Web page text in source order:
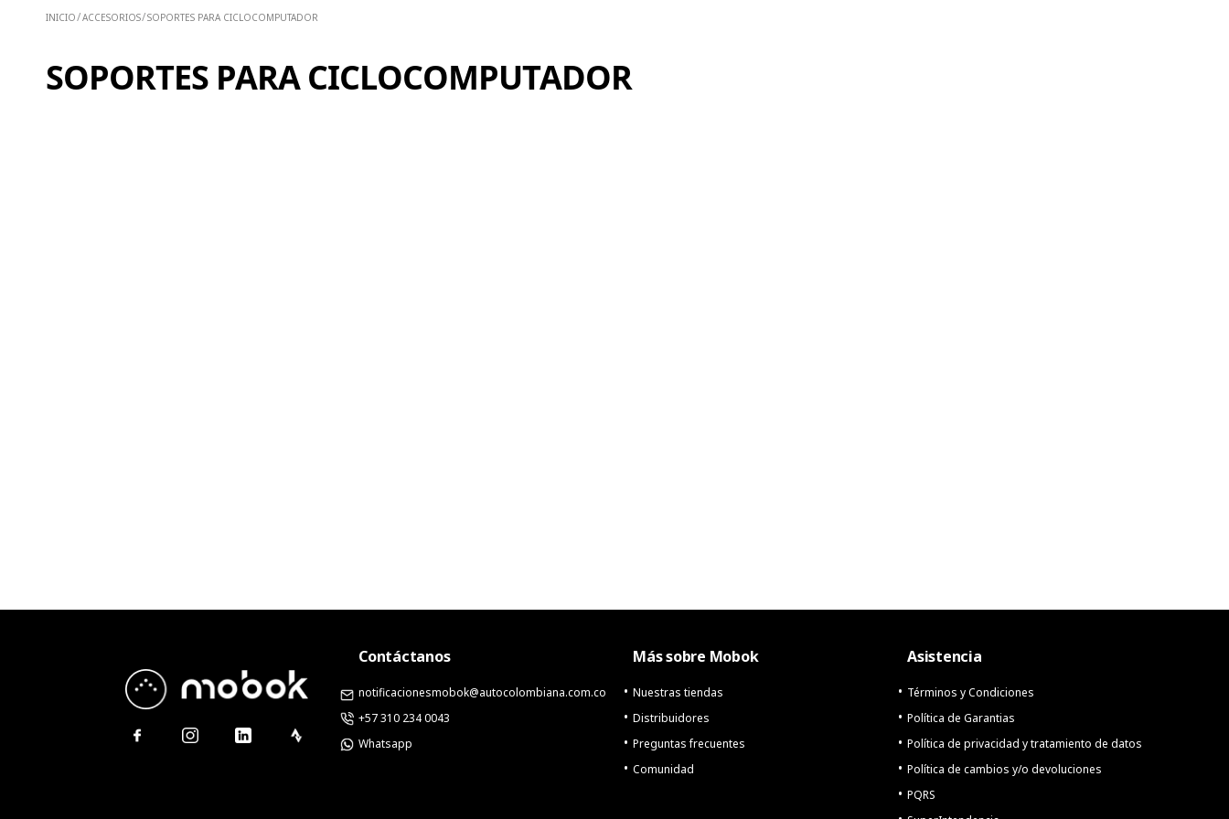
ACCESORIOS SOPORTES PARA CICLOCOMPUTADOR
SOPORTES PARA CICLOCOMPUTADOR
Contáctanos
notificacionesmobok@autocolombiana.com.co
+57 310 234 0043
Whatsapp
Más sobre Mobok
Nuestras tiendas
Distribuidores
Preguntas frecuentes
Comunidad
Asistencia
Términos y Condiciones
Política de Garantias
Política de privacidad y tratamiento de datos
Política de cambios y/o devoluciones
PQRS